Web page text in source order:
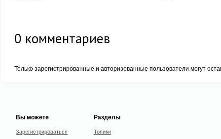
0 комментариев
Только зарегистрированные и авторизованные пользователи могут
Вы можете
Зарегистрироваться
Разделы
Топики